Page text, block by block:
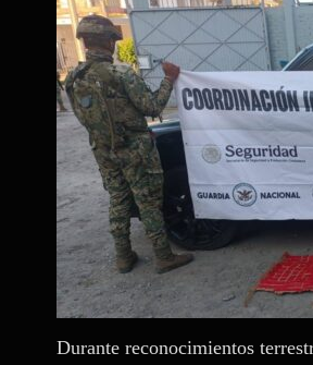
Durante reconocimientos